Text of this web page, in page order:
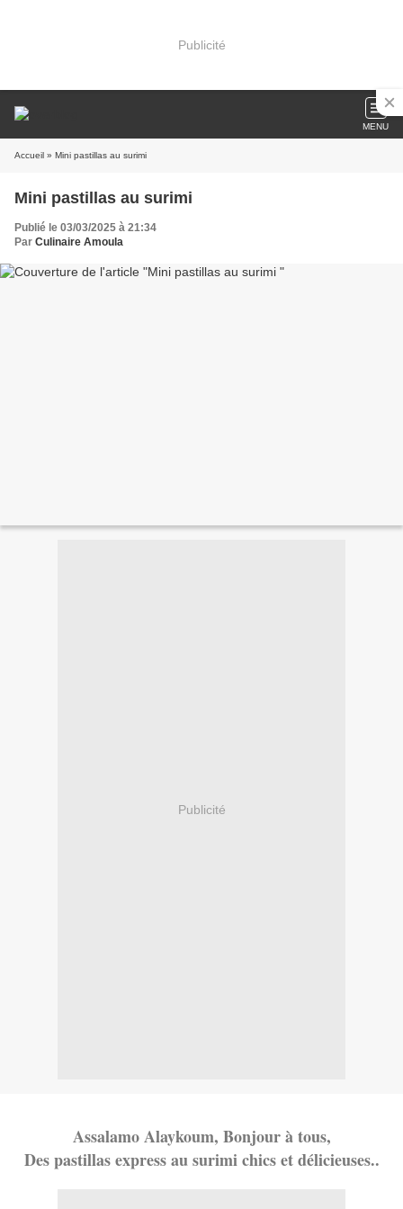
Publicité
MENU
Accueil » Mini pastillas au surimi
Mini pastillas au surimi
Publié le 03/03/2025 à 21:34
Par Culinaire Amoula
Publicité
Assalamo Alaykoum, Bonjour à tous,
Des pastillas express au surimi chics et délicieuses..